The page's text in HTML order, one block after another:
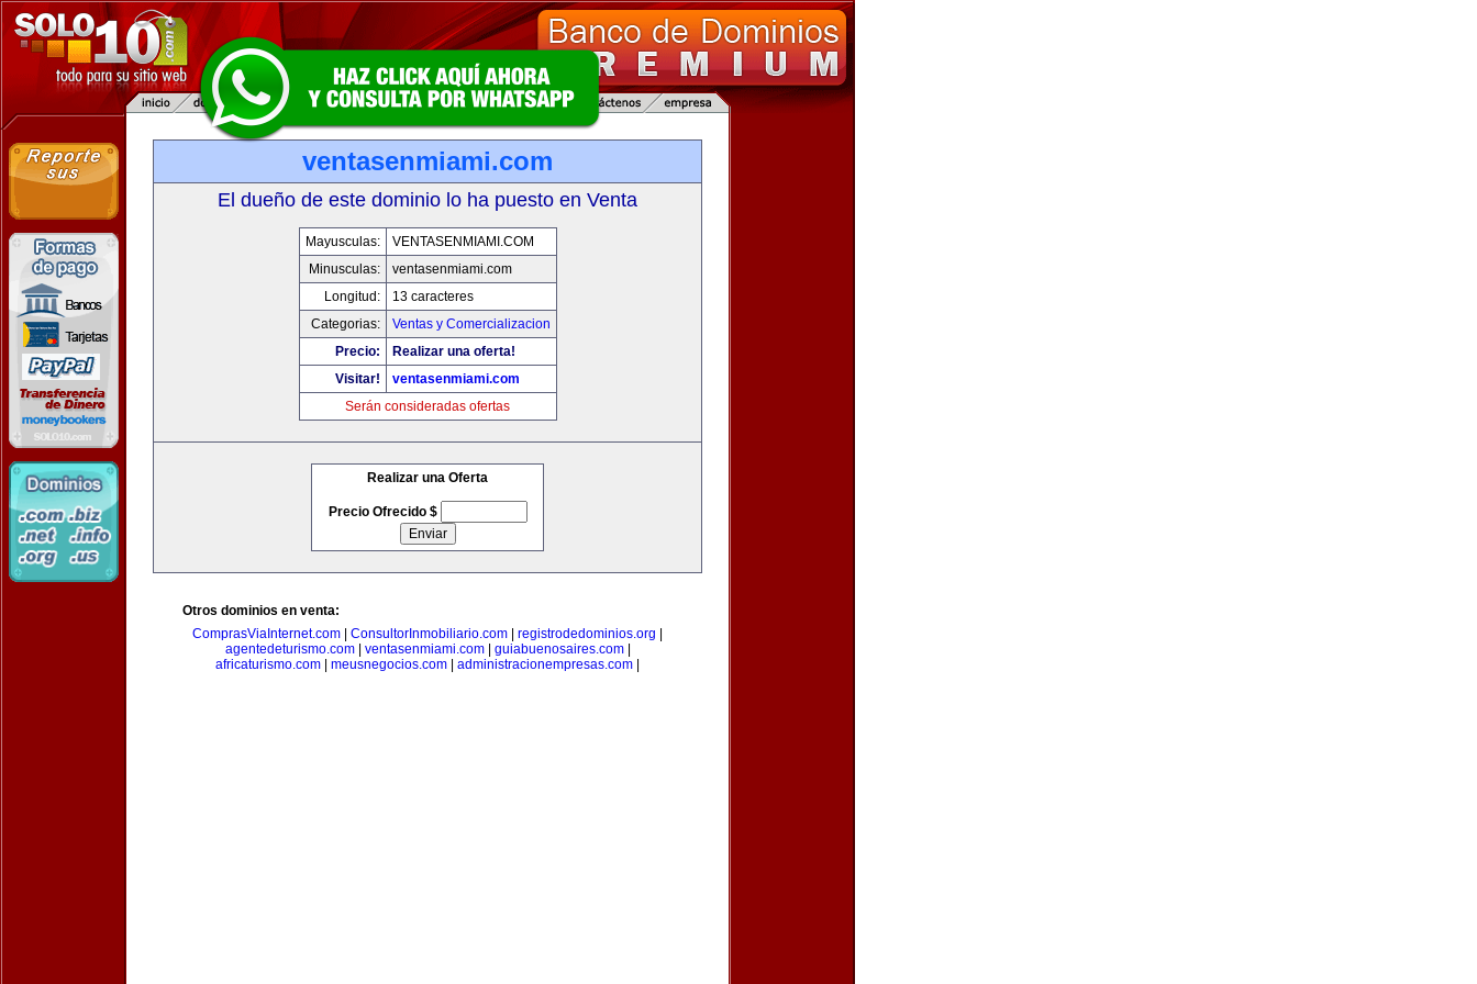
ventasenmiami.com
El dueño de este dominio lo ha puesto en Venta
Mayusculas:
VENTASENMIAMI.COM
Minusculas:
ventasenmiami.com
Longitud:
13 caracteres
Categorias:
Ventas y Comercializacion
Precio:
Realizar una oferta!
Visitar!
ventasenmiami.com
Serán consideradas ofertas
Realizar una Oferta
Precio Ofrecido $
Otros dominios en venta:
ComprasViaInternet.com
ConsultorInmobiliario.com registrodedominios.org
agentedeturismo.com| ventasenmiami.com| guiabuenosaires.com|
africaturismo.com
meusnegocios.com administracionempresas.com